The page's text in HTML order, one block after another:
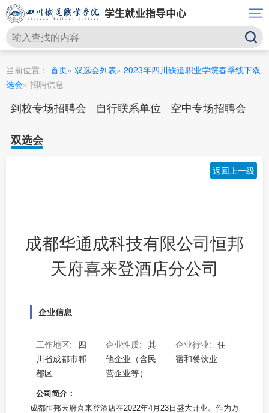
当前位置： 首页» 双选会列表» 2023年四川铁道职业学院春季线下双
选会» 招聘信息
到校专场招聘会 自行联系单位 空中专场招聘会
双选会
返回上一级
成都华通成科技有限公司恒邦
天府喜来登酒店分公司
企业信息
工作地区:
四
川省成都市郫
都区
企业性质:
其
他企业（含民
营企业等）
企业行业:
住
宿和餐饮业
公司简介：
成都恒邦天府喜来登酒店在2022年4月23日盛大开业。作为万